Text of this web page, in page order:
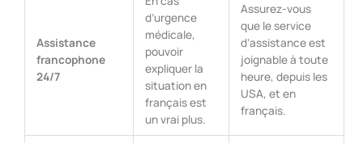
Assistance
francophone
24/7
d’urgence
médicale,
pouvoir
expliquer la
situation en
français est
un vrai plus.
Assurez-vous
que le service
d’assistance est
joignable à toute
heure, depuis les
USA, et en
français.